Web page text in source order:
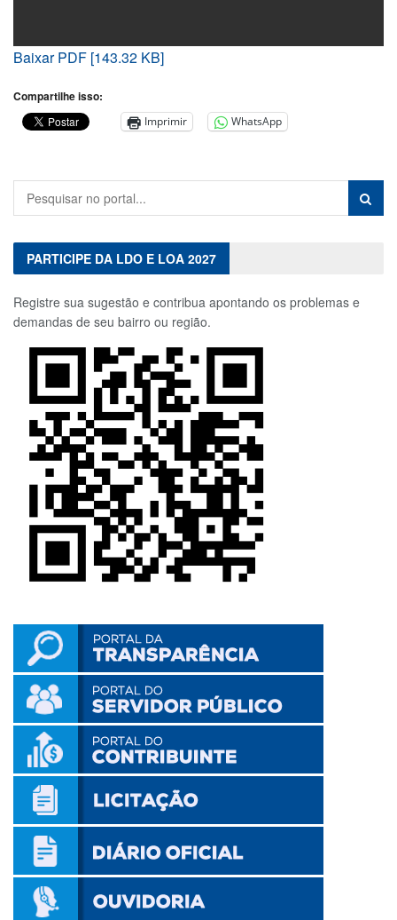
Baixar PDF [143.32 KB]
Compartilhe isso:
Imprimir WhatsApp
PARTICIPE DA LDO E LOA 2027
Registre sua sugestão e contribua apontando os problemas e
demandas de seu bairro ou região.